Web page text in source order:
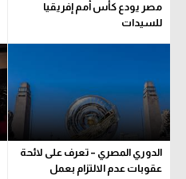
مصر يودع كأس أمم إفريقيا
للسيدات
الدوري المصري – تعرف على لائحة
عقوبات عدم الالتزام بعمل